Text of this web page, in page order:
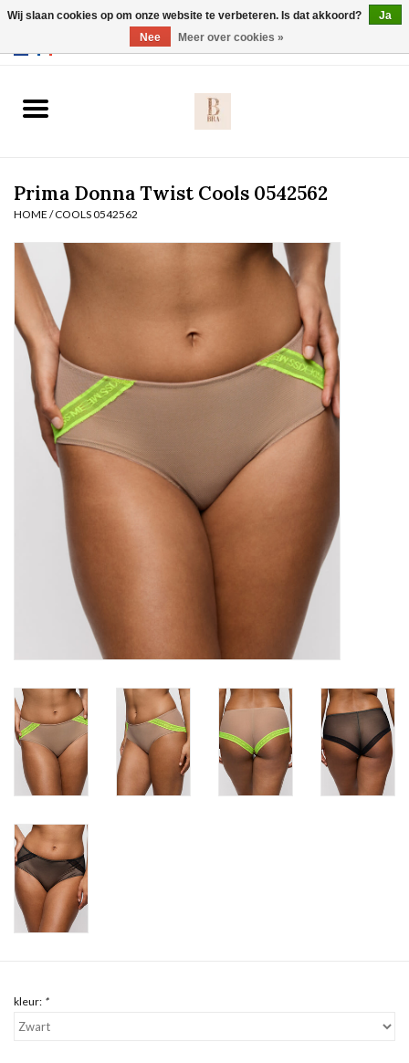
Slip
Body
Nachtmode
Solden
Homewear
Badmode
Lingerie-accessoires
Cadeaubonnen
Prima Donna Twist Cools 0542562
HOME /COOLS 0542562
kleur: *
Wij slaan cookies op om onze website te verbeteren. Is dat akkoord?
Ja
Nee
Meer over cookies »
Webshop werkt met EU maten. .